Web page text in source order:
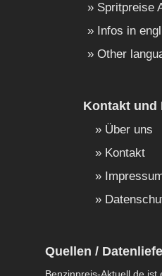
Spritpreise
Infos in
Other
Kontakt und
Über uns
Kontakt
Quellen /